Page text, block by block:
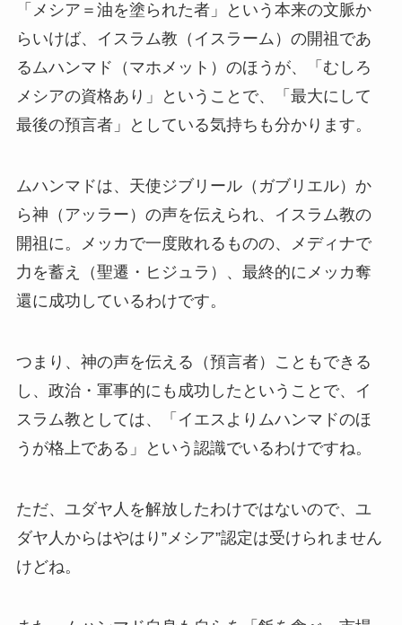
「メシア＝油を塗られた者」という本来の文脈か
らいけば、イスラム教（イスラーム）の開祖であ
るムハンマド（マホメット）のほうが、「むしろ
メシアの資格あり」ということで、「最大にして
最後の預言者」としている気持ちも分かります。
ムハンマドは、天使ジブリール（ガブリエル）か
ら神（アッラー）の声を伝えられ、イスラム教の
開祖に。メッカで一度敗れるものの、メディナで
力を蓄え（聖遷・ヒジュラ）、最終的にメッカ奪
還に成功しているわけです。
つまり、神の声を伝える（預言者）こともできる
し、政治・軍事的にも成功したということで、イ
スラム教としては、「イエスよりムハンマドのほ
うが格上である」という認識でいるわけですね。
ただ、ユダヤ人を解放したわけではないので、ユ
ダヤ人からはやはり”メシア”認定は受けられません
けどね。